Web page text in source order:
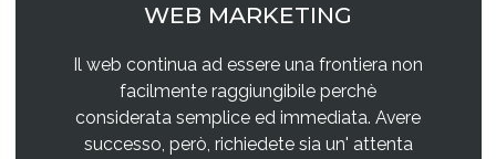
WEB MARKETING
Il web continua ad essere una frontiera non
facilmente raggiungibile perchè
considerata semplice ed immediata. Avere
successo, però, richiedete sia un' attenta